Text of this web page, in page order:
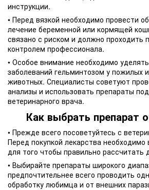
инструкции.
• Перед вязкой необходимо провести
лечение беременной или кормящей
связано с риском и должно проходить
контролем профессионала.
• Особое внимание необходимо
заболеваний гельминтозом у пожилых
животных. Специалисты советуют
анализы и использовать препараты
ветеринарного врача.
Как выбрать препарат
• Прежде всего посоветуйтесь с
Перед покупкой лекарства
для того чтобы правильно рассчитать
• Выбирайте препараты широкого
предпочтительнее всего проводить
обработку любимца и от внешних